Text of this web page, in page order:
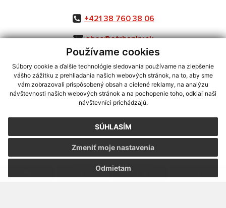
Používame cookies
Súbory cookie a ďalšie technológie sledovania používame na zlepšenie
vášho zážitku z prehliadania našich webových stránok, na to, aby sme
vám zobrazovali prispôsobený obsah a cielené reklamy, na analýzu
návštevnosti našich webových stránok a na pochopenie toho, odkiaľ naši
návštevníci prichádzajú.
SÚHLASÍM
Odmietam
Zmeniť moje nastavenia
+421 38 760 38 06
obec@otrhanky.sk
využite možnosť získavania aktuálnych informácií s využitím RSS
CMS systém (redakčný) systém ECHELON 2,Mapa stránok,web portál
webex.digital, s.r.o.,domény,registrácia domény
Posledná aktualizácia:05.08.2026
Vytlačiť stránku|Vyhlásenie o prístupnosti